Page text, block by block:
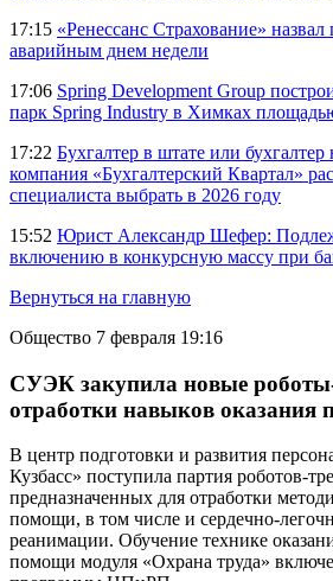
17:15 «Ренессанс Страхование»
аварийным днем недели
17:06 Spring Development Group
парк Spring Industry в Химках
17:22 Бухгалтер в штате или бухгалтер
компания «Бухгалтерский Квартал»
специалиста выбрать в 2026 году
15:52 Юрист Александр Шефер:
включению в конкурсную массу при
Вернуться на главную
Общество 7 февраля 19:16
СУЭК закупила новые
отработки навыков оказания
В центр подготовки и развития
Кузбасс» поступила партия роботов-
предназначенных для отработки
помощи, в том числе и сердечно-
реанимации. Обучение технике
помощи модуля «Охрана труда»